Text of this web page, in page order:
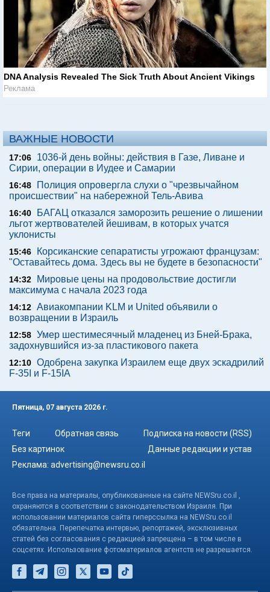
DNA Analysis Revealed The Sick Truth About Ancient Vikings
Реклама
ВАЖНЫЕ НОВОСТИ
17:06
1036-й день войны: действия в Газе, Ливане и
Сирии, операции в Иудее и Самарии
16:48
Полиция опровергла слухи о "чрезвычайном
происшествии" на набережной Тель-Авива
16:40
БАГАЦ отказался заморозить решение о лишении
льгот жертвователей йешивам, в которых учатся
уклонисты
15:46
Корсиканские сепаратисты угрожают французам:
"Оставайтесь дома. Здесь вы не будете в безопасности"
14:32
Мировые цены на продовольствие достигли
максимума с начала 2023 года
14:12 Авиакомпании KLM и United объявили о
возвращении в Израиль
12:58 Умер шестимесячный младенец из Бней-Брака,
задохнувшийся из-за пластикового пакета
12:10 Одобрена закупка Израилем еще двух эскадрилий
F-35I и F-15IA
Пятница, 07 августа 2026 г.
Теги Обратная связь
Подписка на новости (RSS)
Без картинок
Данные редакции и устав
Реклама: advertising@newsru.co.il
Все права на материалы, опубликованные на сайте NEWSru.co.il ,
охраняются в соответствии с законодательством Израиля. При
использовании материалов сайта гиперссылка на NEWSru.co.il
обязательна. Перепечатка интервью, репортажей, эксклюзивных
статей без согласования с редакцией запрещена – в том числе в
соцсетях. Использование фотоматериалов агентств не разрешается.